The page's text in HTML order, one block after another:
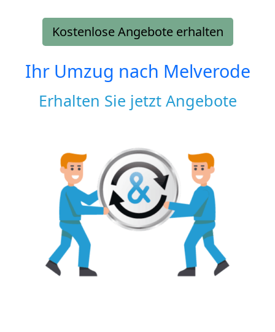
Kostenlose Angebote erhalten
Ihr Umzug nach Melverode
Erhalten Sie jetzt Angebote